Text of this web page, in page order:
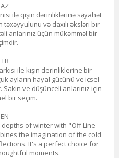
AZ
ilə qışın dərinliklərinə səyahət
təxəyyülünü və daxili əksləri bir
anlarınız üçün mükəmməl bir
TR
ile kışın derinliklerine bir
ayların hayal gücünü ve içsel
ve düşünceli anlarınız için
bir seçim.
EN
of winter with "Off Line -
the imagination of the cold
It's a perfect choice for
moments.